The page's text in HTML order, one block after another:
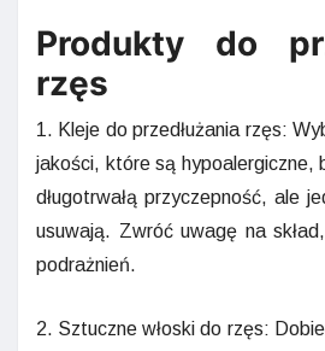
Produkty do
rzęs
1. Kleje do przedłużania rzęs:
jakości, które są hypoalergiczne,
długotrwałą przyczepność, ale
usuwają. Zwróć uwagę na
podrażnień.
2. Sztuczne włoski do rzęs: